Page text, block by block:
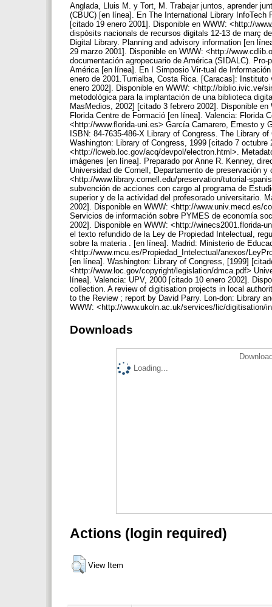
Anglada, Lluis M. y Tort, M. Trabajar juntos, aprender
(CBUC) [en línea]. En The International Library
[citado 19 enero 2001]. Disponible en WWW: <http://
dispòsits nacionals de recursos digitals 12-13 de març
Digital Library. Planning and advisory information [en
29 marzo 2001]. Disponible en WWW: <http://
documentación agropecuario de América (SIDALC).
América [en línea]. En I Simposio Vir-tual de
enero de 2001.Turrialba, Costa Rica. [Caracas]:
enero 2002]. Disponible en WWW: <http://biblio.ivic.ve/
metodológica para la implantación de una biblioteca
MasMedios, 2002] [citado 3 febrero 2002]. Disponible
Florida Centre de Formació [en línea]. Valencia: Florida
<http://www.florida-uni.es> García Camarero, Ernesto y
ISBN: 84-7635-486-X Library of Congress. The Library
Washington: Library of Congress, 1999 [citado 7 octubre
<http://lcweb.loc.gov/acq/devpol/electron.html>.
imágenes [en línea]. Preparado por Anne R. Kenney,
Universidad de Cornell, Departamento de preservación
<http://www.library.cornell.edu/preservation/tutorial-
subvención de acciones con cargo al programa de
superior y de la actividad del profesorado universitario.
2002]. Disponible en WWW: <http://www.univ.mecd.es/
Servicios de información sobre PYMES de economía
2002]. Disponible en WWW: <http://winecs2001.florida-
el texto refundido de la Ley de Propiedad Intelectual,
sobre la materia . [en línea]. Madrid: Ministerio de
<http://www.mcu.es/Propiedad_Intelectual/anexos/
[en línea]. Washington: Library of Congress, [1999]
<http://www.loc.gov/copyright/legislation/dmca.pdf>
línea]. Valencia: UPV, 2000 [citado 10 enero 2002].
collection. A review of digitisation projects in local
to the Review ; report by David Parry. Lon-don: Library
WWW: <http://www.ukoln.ac.uk/services/lic/digitisation/
Downloads
Loading...
Actions (login required)
View Item